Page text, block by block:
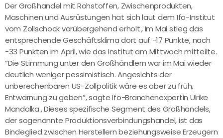
Der Großhandel mit Rohstoffen, Zwischenprodukten,
Maschinen und Ausrüstungen hat sich laut dem Ifo-Institut
vom Zollschock vorübergehend erholt., Im Mai stieg das
entsprechende Geschäftsklima dort auf -17 Punkte, nach
-33 Punkten im April, wie das Institut am Mittwoch mitteilte.
“Die Stimmung unter den Großhändlern war im Mai wieder
deutlich weniger pessimistisch. Angesichts der
unberechenbaren US-Zollpolitik wäre es aber zu früh,
Entwarnung zu geben”, sagte Ifo-Branchenexpertin Ulrike
Mandalka., Dieses spezifische Segment des Großhandels,
der sogenannte Produktionsverbindungshandel, ist das
Bindeglied zwischen Herstellern beziehungsweise Erzeugern